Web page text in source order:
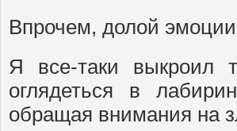
Впрочем, долой
Я все-таки выкроил
оглядеться в
обращая внимания на